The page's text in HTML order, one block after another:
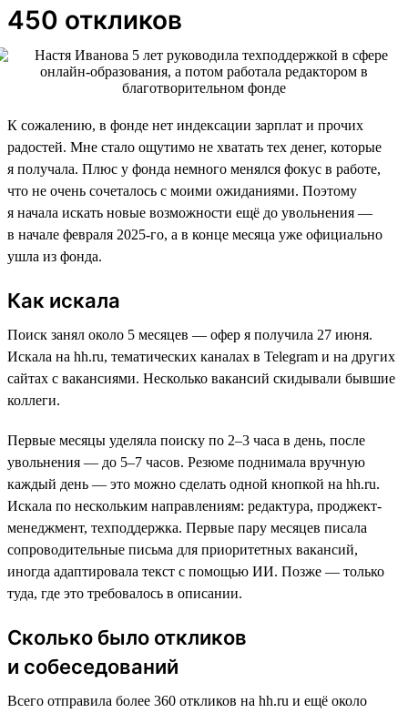
450 откликов
К сожалению, в фонде нет индексации зарплат и прочих
радостей. Мне стало ощутимо не хватать тех денег, которые
я получала. Плюс у фонда немного менялся фокус в работе,
что не очень сочеталось с моими ожиданиями. Поэтому
я начала искать новые возможности ещё до увольнения —
в начале февраля 2025-го, а в конце месяца уже официально
ушла из фонда.
Как искала
Поиск занял около 5 месяцев — офер я получила 27 июня.
Искала на hh.ru, тематических каналах в Telegram и на других
сайтах с вакансиями. Несколько вакансий скидывали бывшие
коллеги.
Первые месяцы уделяла поиску по 2–3 часа в день, после
увольнения — до 5–7 часов. Резюме поднимала вручную
каждый день — это можно сделать одной кнопкой на hh.ru.
Искала по нескольким направлениям: редактура, проджект-
менеджмент, техподдержка. Первые пару месяцев писала
сопроводительные письма для приоритетных вакансий,
иногда адаптировала текст с помощью ИИ. Позже — только
туда, где это требовалось в описании.
Сколько было откликов
и собеседований
Всего отправила более 360 откликов на hh.ru и ещё около